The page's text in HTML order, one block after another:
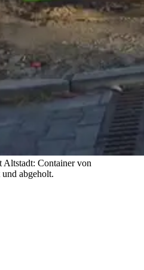
Altstadt: Container von
abgeholt.